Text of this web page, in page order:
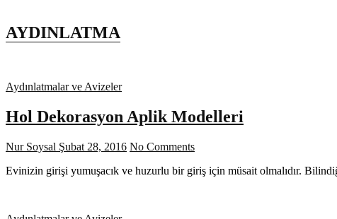
AYDINLATMA
Aydınlatmalar ve Avizeler
Hol Dekorasyon Aplik Modelleri
Nur Soysal Şubat 28, 2016 No Comments
Evinizin girişi yumuşacık ve huzurlu bir giriş için müsait olmalıdır.